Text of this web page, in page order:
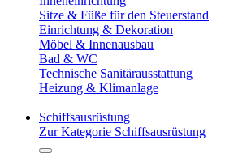
Sitze & Füße für den Steuerstand
Einrichtung & Dekoration
Möbel & Innenausbau
Bad & WC
Technische Sanitärausstattung
Heizung & Klimanlage
Schiffsausrüstung
Zur Kategorie Schiffsausrüstung